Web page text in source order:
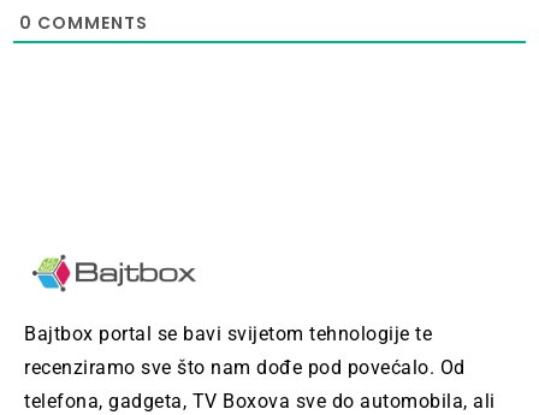
0 COMMENTS
Bajtbox portal se bavi svijetom tehnologije te
recenziramo sve što nam dođe pod povećalo. Od
telefona, gadgeta, TV Boxova sve do automobila, ali